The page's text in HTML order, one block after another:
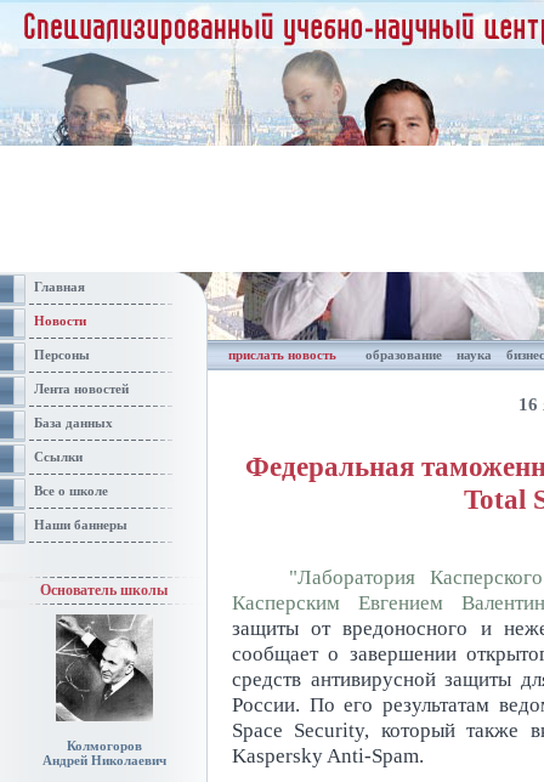
Главная
Новости
Персоны
Лента новостей
База данных
Ссылки
Все о школе
Наши баннеры
Основатель школы
Колмогоров
Андрей Николаевич
прислать новость образование наука бизнес
16
Федеральная
Total
"Лаборатория
Касперским Евгением
защиты от вредоносного и
сообщает о завершении
средств антивирусной защиты
России. По его результатам
Space Security, который также
Kaspersky Anti-Spam.